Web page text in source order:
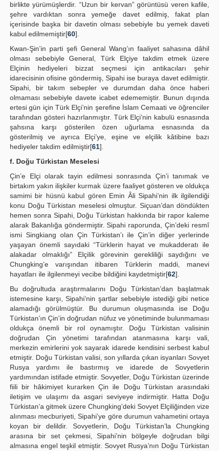
birlikte yürümüşlerdir. “Uzun bir kervan” görüntüsü veren kafile,
şehre vardıktan sonra yemeğe davet edilmiş, fakat plan
içerisinde başka bir davetin olması sebebiyle bu yemek daveti
kabul edilmemiştir[60].
Kwan-Şin’in parti şefi General Wang’ın faaliyet sahasına dâhil
olması sebebiyle General, Türk Elçiye takdim etmek üzere
Elçinin hediyeleri bizzat seçmesi için antikacıları şehir
idarecisinin ofisine göndermiş, Sipahi ise buraya davet edilmiştir.
Sipahi, bir takım sebepler ve durumdan daha önce haberi
olmaması sebebiyle davete icabet edememiştir. Bunun dışında
ertesi gün için Türk Elçi’nin şerefine İslam Cemaati ve öğrenciler
tarafından gösteri hazırlanmıştır. Türk Elçi’nin kabulü esnasında
şahsına karşı gösterilen özen uğurlama esnasında da
gösterilmiş ve ayrıca Elçi’ye, eşine ve elçilik kâtibine bazı
hediyeler takdim edilmiştir[61].
f. Doğu Türkistan Meselesi
Çin’e Elçi olarak tayin edilmesi sonrasında Çin’i tanımak ve
birtakım yakın ilişkiler kurmak üzere faaliyet gösteren ve oldukça
samimi bir hüsnü kabul gören Emin Âli Sipahi’nin ilk ilgilendiği
konu Doğu Türkistan meselesi olmuştur. Siçuan’dan döndükten
hemen sonra Sipahi, Doğu Türkistan hakkında bir rapor kaleme
alarak Bakanlığa göndermiştir. Sipahi raporunda, Çin’deki resmî
ismi Singkiang olan Çin Türkistan’ı ile Çin’in diğer yerlerinde
yaşayan önemli sayıdaki “Türklerin hayat ve mukadderatı ile
alakadar olmaklığı” Elçilik görevinin gerekliliği saydığını ve
Chungking’e varışından itibaren Türklerin maddi, manevi
hayatları ile ilgilenmeyi vecibe bildiğini kaydetmiştir[62].
Bu doğrultuda araştırmalarını Doğu Türkistan’dan başlatmak
istemesine karşı, Sipahi’nin şartlar sebebiyle istediği gibi netice
alamadığı görülmüştür. Bu durumun oluşmasında ise Doğu
Türkistan’ın Çin’in doğrudan nüfuz ve yönetiminde bulunmaması
oldukça önemli bir rol oynamıştır. Doğu Türkistan valisinin
doğrudan Çin yönetimi tarafından atanmasına karşı vali,
merkezin emirlerini yok sayarak idarede kendisini serbest kabul
etmiştir. Doğu Türkistan valisi, son yıllarda çıkan isyanları Sovyet
Rusya yardımı ile bastırmış ve idarede de Sovyetlerin
yardımından istifade etmiştir. Sovyetler, Doğu Türkistan üzerinde
fiili bir hâkimiyet kurarken Çin ile Doğu Türkistan arasındaki
iletişim ve ulaşımı da asgari seviyeye indirmiştir. Hatta Doğu
Türkistan’a gitmek üzere Chungking’deki Sovyet Elçiliğinden vize
alınması mecburiyeti, Sipahi’ye göre durumun vahametini ortaya
koyan bir delildir. Sovyetlerin, Doğu Türkistan’la Chungking
arasına bir set çekmesi, Sipahi’nin bölgeyle doğrudan bilgi
almasına engel teşkil etmiştir. Sovyet Rusya’nın Doğu Türkistan